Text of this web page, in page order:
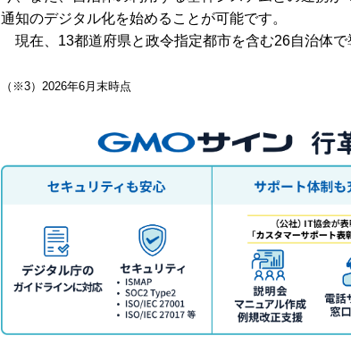
通知のデジタル化を始めることが可能です。
現在、13都道府県と政令指定都市を含む26自治体で
（※3）2026年6月末時点